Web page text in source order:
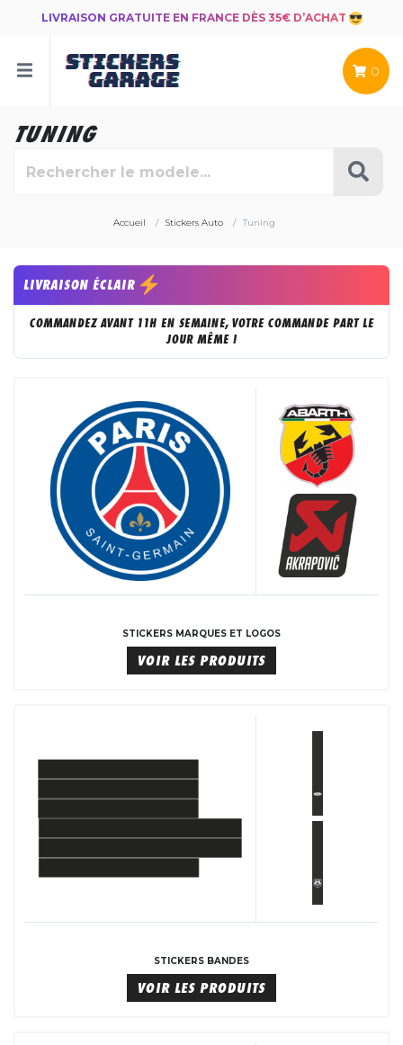
LIVRAISON GRATUITE EN FRANCE DÈS 35€ D’ACHAT
0
TUNING
Accueil Stickers Auto Tuning
LIVRAISON ÉCLAIR
COMMANDEZ AVANT 11H EN SEMAINE, VOTRE COMMANDE PART LE
JOUR MÊME !
STICKERS MARQUES ET LOGOS
VOIR LES PRODUITS
STICKERS BANDES
VOIR LES PRODUITS